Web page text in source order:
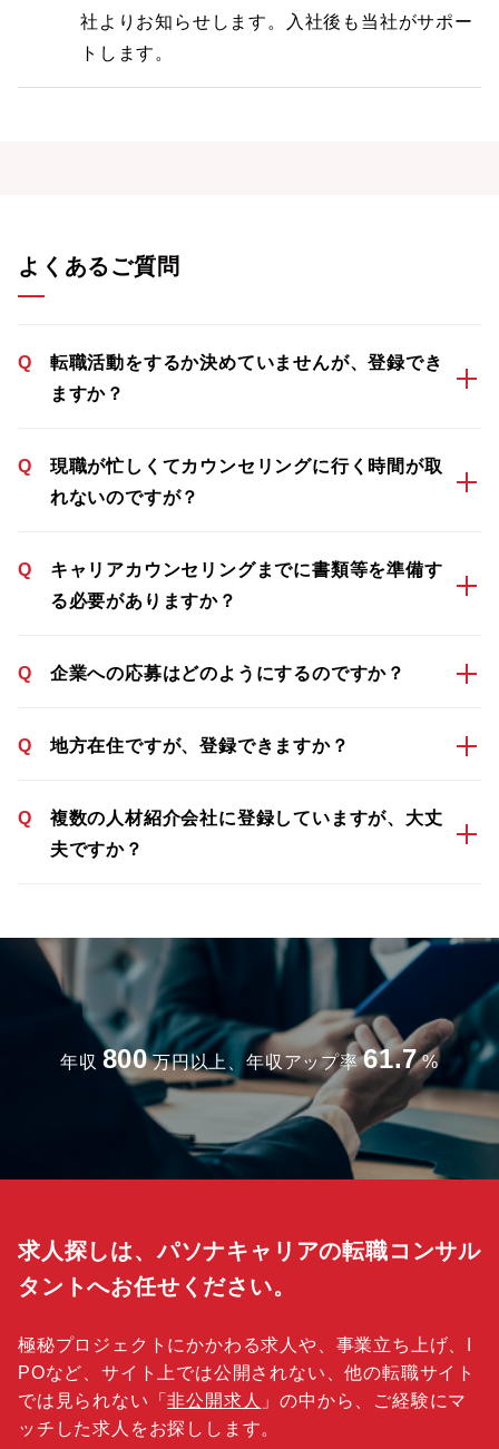
社よりお知らせします。入社後も当社がサポー
トします。
よくあるご質問
Q
転職活動をするか決めていませんが、登録でき
ますか？
Q
現職が忙しくてカウンセリングに行く時間が取
れないのですが？
Q
キャリアカウンセリングまでに書類等を準備す
る必要がありますか？
Q 企業への応募はどのようにするのですか？
Q 地方在住ですが、登録できますか？
Q
複数の人材紹介会社に登録していますが、大丈
夫ですか？
年収 800 万円以上、年収アップ率 61.7 %
求人探しは、パソナキャリアの転職コンサル
タントへお任せください。
極秘プロジェクトにかかわる求人や、事業立ち上げ、I
POなど、サイト上では公開されない、他の転職サイト
では見られない「非公開求人 」の中から、ご経験にマ
ッチした求人をお探しします。